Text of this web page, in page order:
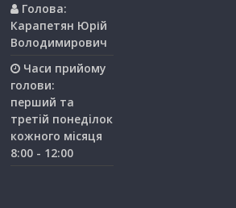
Голова:
Карапетян Юрій
Володимирович
Часи прийому
голови:
перший та
третiй понедiлок
кожного мiсяця
8:00 - 12:00